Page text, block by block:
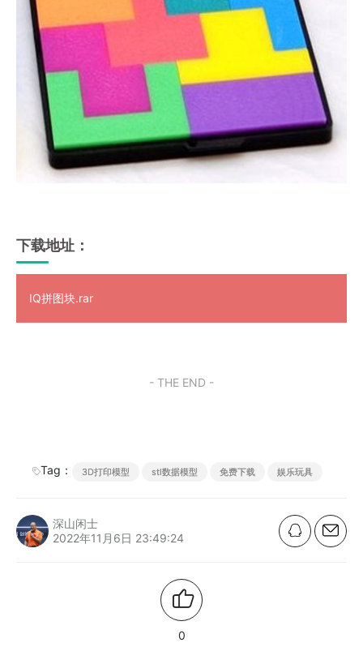
下载地址：
IQ拼图块.rar
- THE END -
Tag： 3D打印模型 stl数据模型 免费下载 娱乐玩具
深山闲士
2022年11月6日 23:49:24
0